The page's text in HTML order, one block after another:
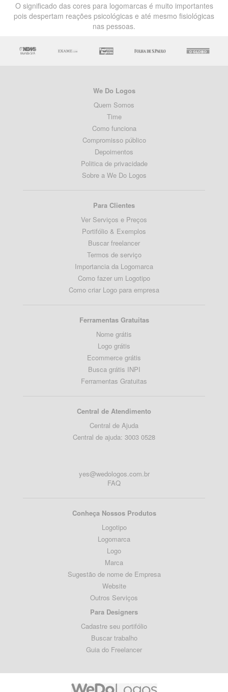
O significado das cores para logomarcas é muito importantes
pois despertam reações psicológicas e até mesmo fisiológicas
nas pessoas.
We Do Logos
Quem Somos
Time
Como funciona
Compromisso público
Depoimentos
Politica de privacidade
Sobre a We Do Logos
Para Clientes
Ver Serviços e Preços
Portifólio & Exemplos
Buscar freelancer
Termos de serviço
Importancia da Logomarca
Como fazer um Logotipo
Como criar Logo para empresa
Ferramentas Gratuitas
Nome grátis
Logo grátis
Ecommerce grátis
Busca grátis INPI
Ferramentas Gratuitas
Central de Atendimento
Central de Ajuda
Central de ajuda: 3003 0528
yes@wedologos.com.br
FAQ
Conheça Nossos Produtos
Logotipo
Logomarca
Logo
Marca
Sugestão de nome de Empresa
Website
Outros Serviços
Para Designers
Cadastre seu portifólio
Buscar trabalho
Guia do Freelancer